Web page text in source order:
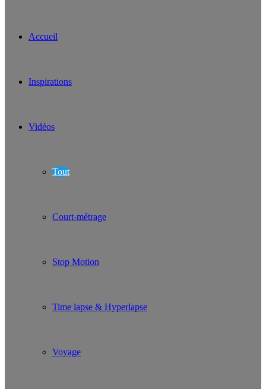
Accueil
Inspirations
Vidéos
Tout
Court-métrage
Stop Motion
Time lapse & Hyperlapse
Voyage